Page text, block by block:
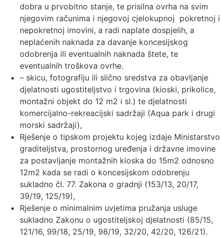
dobra u prvobitno stanje, te prisilna ovrha na svim
njegovim računima i njegovoj cjelokupnoj pokretnoj i
nepokretnoj imovini, a radi naplate dospjelih, a
neplaćenih naknada za davanje koncesijskog
odobrenja ili eventualnih naknada štete, te
eventualnih troškova ovrhe.
– skicu, fotografiju ili slično sredstva za obavljanje
djelatnosti ugostiteljstvo i trgovina (kioski, prikolice,
montažni objekt do 12 m2 i sl.) te djelatnosti
komercijalno-rekreacijski sadržaji (Aqua park i drugi
morski sadržaji),
Rješenje o tipskom projektu kojeg izdaje Ministarstvo
graditeljstva, prostornog uređenja i državne imovine
za postavljanje montažnih kioska do 15m2 odnosno
12m2 kada se radi o koncesijskom odobrenju
sukladno čl. 77. Zakona o gradnji (153/13, 20/17,
39/19, 125/19),
Rješenje o minimalnim uvjetima pružanja usluge
sukladno Zakonu o ugostiteljskoj djelatnosti (85/15,
121/16, 99/18, 25/19, 98/19, 32/20, 42/20, 126/21).